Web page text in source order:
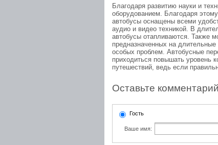
Благодаря развитию науки и
оборудованием. Благодаря
автобусы оснащены всеми
аудио и видео техникой. В
автобусы отапливаются. Также
предназначенных на
особых проблем. Автобусные
приходиться повышать уровень
путешествий, ведь если
Оставьте
Гость
Ваше имя: